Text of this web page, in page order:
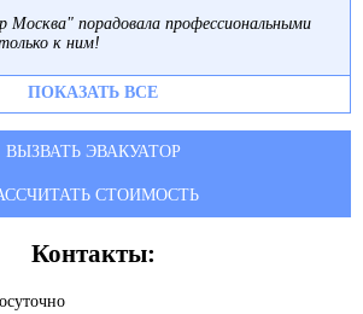
Москва" порадовала профессиональными
к ним!
ПОКАЗАТЬ ВСЕ
ВЫЗВАТЬ ЭВАКУАТОР
СТОИМОСТЬ
Контакты: